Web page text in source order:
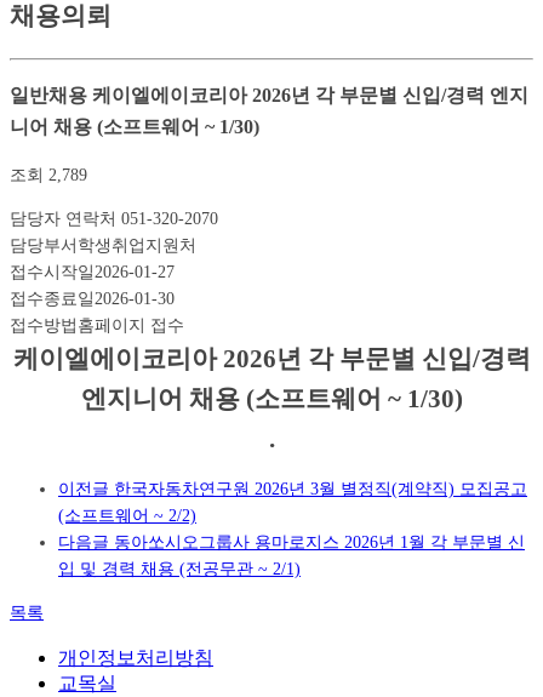
채용의뢰
일반채용 케이엘에이코리아 2026년 각 부문별 신입/경력 엔지
니어 채용 (소프트웨어 ~ 1/30)
조회 2,789
담당자 연락처 051-320-2070
담당부서 학생취업지원처
접수시작일2026-01-27
접수종료일2026-01-30
접수방법 홈페이지 접수
케이엘에이코리아 2026년 각 부문별 신입/경력
엔지니어 채용 (소프트웨어 ~ 1/30)
.
이전글 한국자동차연구원 2026년 3월 별정직(계약직) 모집공고
(소프트웨어 ~ 2/2)
다음글 동아쏘시오그룹사 용마로지스 2026년 1월 각 부문별 신
입 및 경력 채용 (전공무관 ~ 2/1)
목록
개인정보처리방침
교목실